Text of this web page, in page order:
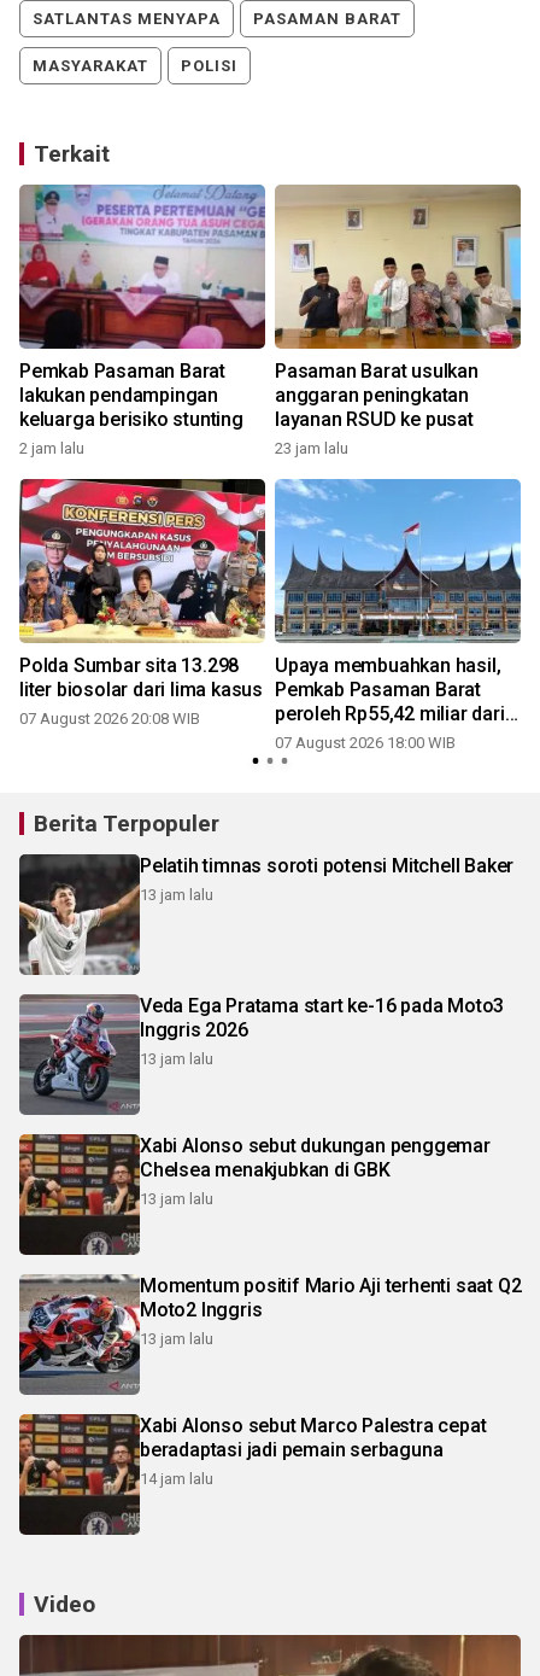
SATLANTAS MENYAPA PASAMAN BARAT
MASYARAKAT POLISI
Terkait
Pemkab Pasaman Barat
lakukan pendampingan
keluarga berisiko stunting
2 jam lalu
Pasaman Barat usulkan
anggaran peningkatan
layanan RSUD ke pusat
23 jam lalu
Polda Sumbar sita 13.298
liter biosolar dari lima kasus
07 August 2026 20:08 WIB
Upaya membuahkan hasil,
Pemkab Pasaman Barat
peroleh Rp55,42 miliar dari
pemerintah pusat untuk
tambahan penggajian ASN
07 August 2026 18:00 WIB
Berita Terpopuler
Pelatih timnas soroti potensi Mitchell Baker
13 jam lalu
Veda Ega Pratama start ke-16 pada Moto3
Inggris 2026
13 jam lalu
Xabi Alonso sebut dukungan penggemar
Chelsea menakjubkan di GBK
13 jam lalu
Momentum positif Mario Aji terhenti saat Q2
Moto2 Inggris
13 jam lalu
Xabi Alonso sebut Marco Palestra cepat
beradaptasi jadi pemain serbaguna
14 jam lalu
Video